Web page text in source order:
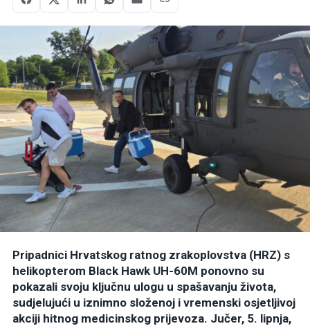
Pripadnici Hrvatskog ratnog zrakoplovstva (HRZ) s
helikopterom Black Hawk UH-60M ponovno su
pokazali svoju ključnu ulogu u spašavanju života,
sudjelujući u iznimno složenoj i vremenski osjetljivoj
akciji hitnog medicinskog prijevoza. Jučer, 5. lipnja,